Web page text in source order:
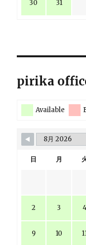
30 31
pirika
Available
日 月
2 3
9 10